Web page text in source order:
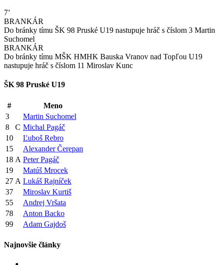
7’
BRANKÁR
Do bránky tímu ŠK 98 Pruské U19 nastupuje hráč s číslom 3 Martin
Suchomel
BRANKÁR
Do bránky tímu MŠK HMHK Bauska Vranov nad Topľou U19
nastupuje hráč s číslom 11 Miroslav Kunc
ŠK 98 Pruské U19
#
Meno
3
Martin Suchomel
8
C Michal Pagáč
10
Ľuboš Rebro
15
Alexander Čerepan
18 A Peter Pagáč
19
Matúš Mrocek
27 A Lukáš Rajníček
37
Miroslav Kurtiš
55
Andrej Vršata
78
Anton Backo
99
Adam Gajdoš
Najnovšie články